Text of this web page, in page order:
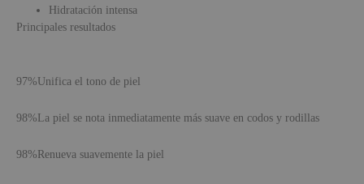
Hidratación intensa
Principales resultados
97%Unifica el tono de piel
98% La piel se nota inmediatamente más suave en codos y rodillas
98% Renueva suavemente la piel